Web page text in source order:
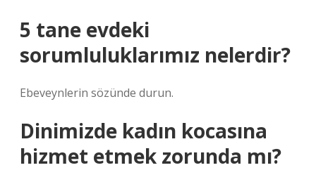
5 tane evdeki
sorumluluklarımız nelerdir?
Ebeveynlerin sözünde durun.
Dinimizde kadın kocasına
hizmet etmek zorunda mı?